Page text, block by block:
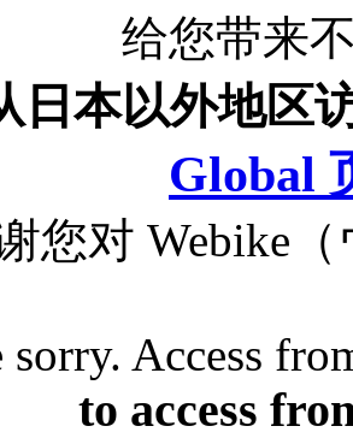
给您带来
日本以外地区
Global
您对 Webike
sorry. Access
to access